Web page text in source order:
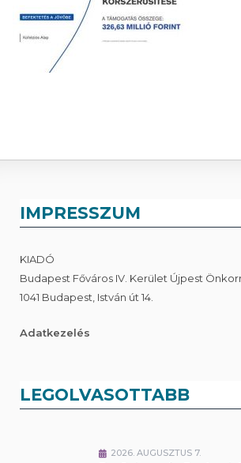
IMPRESSZUM
KIADÓ
Budapest Főváros IV. Kerület Újpest
1041 Budapest, István út 14.
Adatkezelés
LEGOLVASOTTABB
2026. AUGUSZTUS 7.